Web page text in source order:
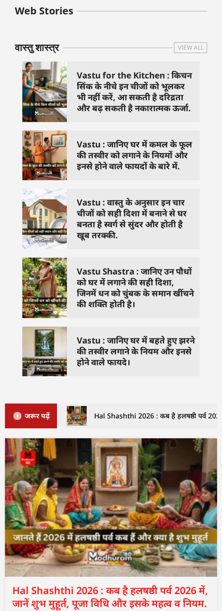
Web Stories
बुधवार के उपाय :
जिनसे हो गणेश जी
वास्तु शास्त्र VIEW ALL
Vastu for the Kitchen : किचन
सिंक के नीचे इन चीजों को भूलकर
भी नहीं करें, आ सकती है दरिद्रता
और बढ़ सकती है नकारात्मक ऊर्जा.
Vastu : जानिए घर में कमल के फूल
की तस्वीर को लगाने के नियमों और
इनसे होने वाले फायदों के बारे में.
Vastu : वास्तु के अनुसार इन चार
चीजों को सही दिशा में बनाने से घर
बनता है स्वर्ग से सुंदर और होती है
खूब तरक्की.
Vastu Shastra : जानिए उन पौधों
को घर में लगाने की सही दिशा,
जिनमें धन को चुंबक के समान खींचने
की शक्ति होती है।
Vastu : जानिए घर में बहते हुए झरने
की तस्वीर लगाने के नियम और इनसे
होने वाले फायदे।
जरूर पढ़ें Hal Shashthi 2026 : कब है हलषष्ठी पर्व
Hal Shashthi 2026 : कब है हलषष्ठी पर्व 2026 में,
जानें शुभ मुहूर्त, पूजा विधि और इसके महत्व व नियम.